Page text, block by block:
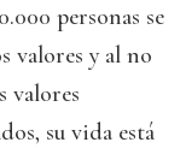
personas se
valores y al no
valores
su vida está